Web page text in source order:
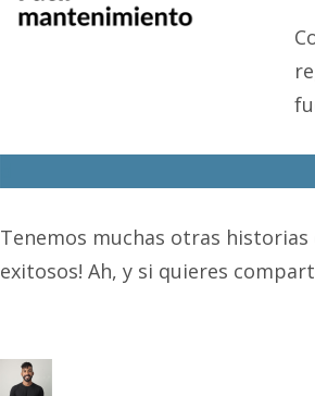
Tenemos muchas otras
exitosos! Ah, y si quieres